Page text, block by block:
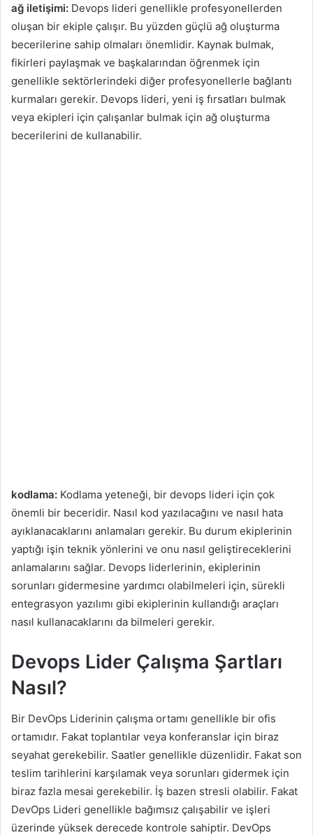
ağ iletişimi: Devops lideri genellikle profesyonellerden
oluşan bir ekiple çalışır. Bu yüzden güçlü ağ oluşturma
becerilerine sahip olmaları önemlidir. Kaynak bulmak,
fikirleri paylaşmak ve başkalarından öğrenmek için
genellikle sektörlerindeki diğer profesyonellerle bağlantı
kurmaları gerekir. Devops lideri, yeni iş fırsatları bulmak
veya ekipleri için çalışanlar bulmak için ağ oluşturma
becerilerini de kullanabilir.
kodlama: Kodlama yeteneği, bir devops lideri için çok
önemli bir beceridir. Nasıl kod yazılacağını ve nasıl hata
ayıklanacaklarını anlamaları gerekir. Bu durum ekiplerinin
yaptığı işin teknik yönlerini ve onu nasıl geliştireceklerini
anlamalarını sağlar. Devops liderlerinin, ekiplerinin
sorunları gidermesine yardımcı olabilmeleri için, sürekli
entegrasyon yazılımı gibi ekiplerinin kullandığı araçları
nasıl kullanacaklarını da bilmeleri gerekir.
Devops Lider Çalışma Şartları
Nasıl?
Bir DevOps Liderinin çalışma ortamı genellikle bir ofis
ortamıdır. Fakat toplantılar veya konferanslar için biraz
seyahat gerekebilir. Saatler genellikle düzenlidir. Fakat son
teslim tarihlerini karşılamak veya sorunları gidermek için
biraz fazla mesai gerekebilir. İş bazen stresli olabilir. Fakat
DevOps Lideri genellikle bağımsız çalışabilir ve işleri
üzerinde yüksek derecede kontrole sahiptir. DevOps